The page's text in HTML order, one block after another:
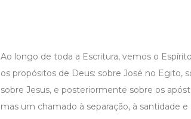
Ao longo de toda a Escritura, vemos o
os propósitos de Deus: sobre José no Egito,
sobre Jesus, e posteriormente sobre os
mas um chamado à separação, à santidade